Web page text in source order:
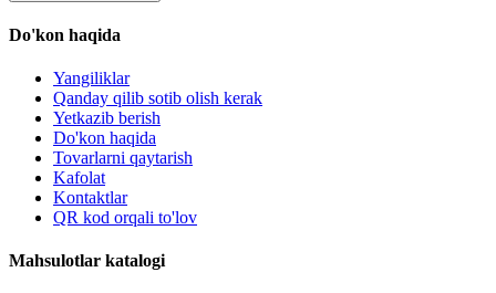
Do'kon haqida
Yangiliklar
Qanday qilib sotib olish kerak
Yetkazib berish
Do'kon haqida
Tovarlarni qaytarish
Kafolat
Kontaktlar
QR kod orqali to'lov
Mahsulotlar katalogi